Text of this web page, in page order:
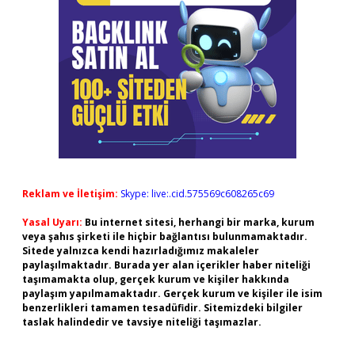
Reklam ve İletişim: Skype: live:.cid.575569c608265c69
Yasal Uyarı: Bu internet sitesi, herhangi bir marka, kurum
veya şahıs şirketi ile hiçbir bağlantısı bulunmamaktadır.
Sitede yalnızca kendi hazırladığımız makaleler
paylaşılmaktadır. Burada yer alan içerikler haber niteliği
taşımamakta olup, gerçek kurum ve kişiler hakkında
paylaşım yapılmamaktadır. Gerçek kurum ve kişiler ile isim
benzerlikleri tamamen tesadüfidir. Sitemizdeki bilgiler
taslak halindedir ve tavsiye niteliği taşımazlar.